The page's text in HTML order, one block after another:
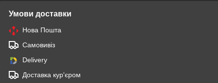
Умови доставки
Нова Пошта
Самовивіз
Delivery
Доставка кур'єром